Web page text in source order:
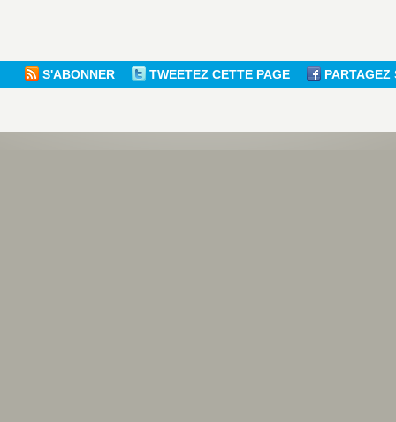
S'ABONNER TWEETEZ CETTE PAGE PARTAGEZ